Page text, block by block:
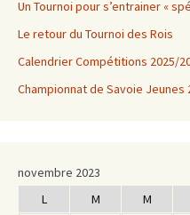
Un Tournoi pour s’entrainer «
Le retour du Tournoi des Rois
Calendrier Compétitions 2025/
Championnat de Savoie Jeunes
novembre 2023
L
M M